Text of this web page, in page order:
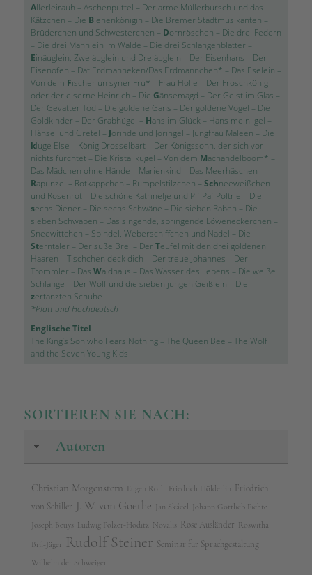
Allerleirauh – Aschenputtel – Der arme Müllerbursch und das
Kätzchen – Die Bienenkönigin – Die Bremer Stadtmusikanten –
Brüderchen und Schwesterchen – Dornröschen – Die drei Federn
– Die drei Männlein im Walde – Die drei Schlangenblätter –
Einäuglein, Zweiäuglein und Dreiäuglein – Der Eisenhans – Der
Eisenofen – Dat Erdmänneken/Das Erdmännchen* – Das Eselein –
Von dem Fischer un syner Fru* – Frau Holle – Der Froschkönig
oder der eiserne Heinrich – Die Gänsemagd – Der Geist im Glas –
Der Gevatter Tod – Die goldene Gans – Der goldene Vogel – Die
Goldkinder – Der Grabhügel – Hans im Glück– Hans mein Igel –
Hänsel und Gretel – Jorinde und Joringel – Jungfrau Maleen – Die
kluge Else – König Drosselbart – Der Königssohn, der sich vor
nichts fürchtet – Die Kristallkugel – Von dem Machandelboom* –
Das Mädchen ohne Hände – Marienkind – Das Meerhäschen –
Rapunzel – Rotkäppchen – Rumpelstilzchen – Schneeweißchen
und Rosenrot – Die schöne Katrinelje und Pif Paf Poltrie – Die
sechs Diener – Die sechs Schwäne – Die sieben Raben – Die
sieben Schwaben – Das singende, springende Löweneckerchen –
Sneewittchen – Spindel, Weberschiffchen und Nadel – Die
Sterntaler – Der süße Brei – Der Teufel mit den drei goldenen
Haaren – Tischchen deck dich – Der treue Johannes – Der
Trommler – Das Waldhaus – Das Wasser des Lebens – Die weiße
Schlange – Der Wolf und die sieben jungen Geißlein – Die
zertanzten Schuhe
*Platt und Hochdeutsch
Englische Titel
The King’s Son who Fears Nothing– The Queen Bee – The Wolf
and the Seven Young Kids
SORTIEREN SIE NACH:
Autoren
Christian Morgenstern Eugen Roth Friedrich Hölderlin Friedrich
von Schiller J. W. von Goethe Jan Skácel Johann Gottlieb Fichte
Joseph Beuys Ludwig Polzer-Hoditz Novalis Rose Ausländer Roswitha
Bril-Jäger Rudolf Steiner Seminar für Sprachgestaltung
Wilhelm der Schweiger